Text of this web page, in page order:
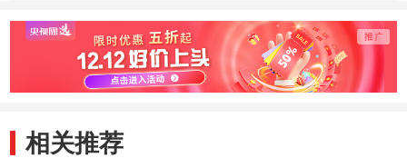
相关推荐